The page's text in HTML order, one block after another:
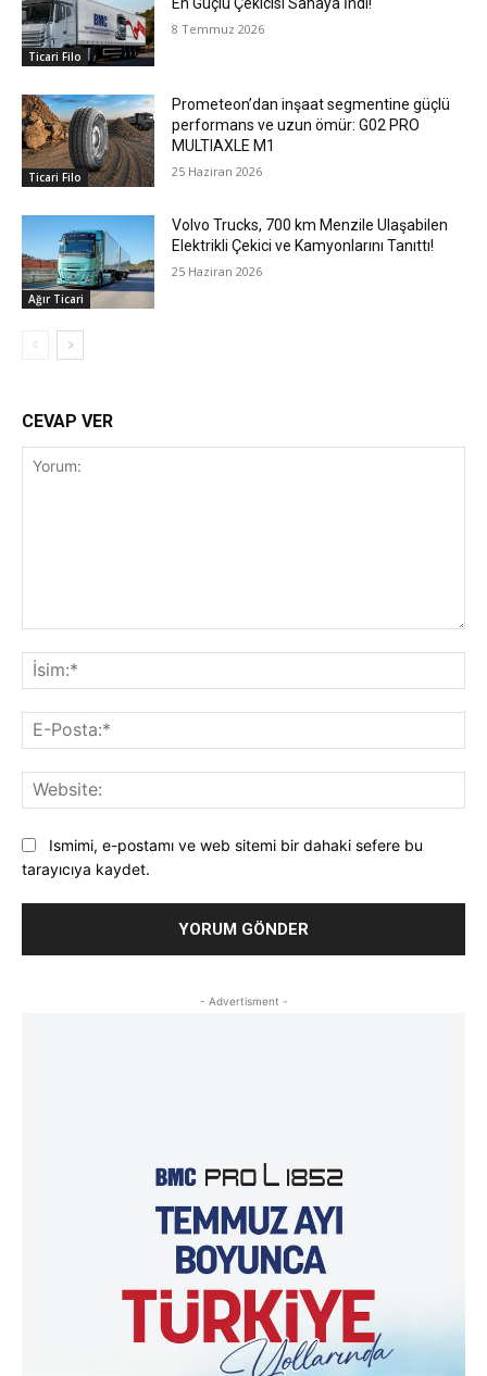
Ticari Filo
8 Temmuz 2026
Ticari Filo
Prometeon’dan inşaat segmentine güçlü
performans ve uzun ömür: G02 PRO
MULTIAXLE M1
25 Haziran 2026
Ağır Ticari
Volvo Trucks, 700 km Menzile Ulaşabilen
Elektrikli Çekici ve Kamyonlarını Tanıttı!
25 Haziran 2026
CEVAP VER
Ismimi, e-postamı ve web sitemi bir dahaki sefere bu
tarayıcıya kaydet.
- Advertisment -